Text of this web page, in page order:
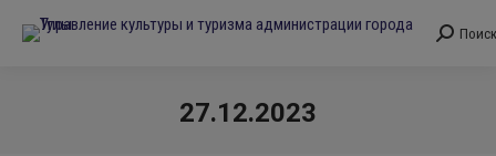
Поиск:
Поиск
27.12.2023